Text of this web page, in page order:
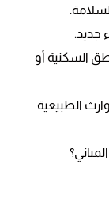
جديد.
السكنية أو
الطبيعية